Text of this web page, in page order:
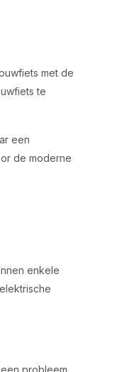
met de
te
een
de moderne
enkele
probleem.